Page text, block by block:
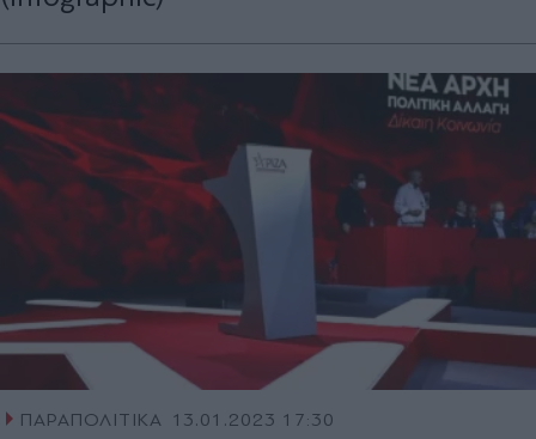
ΠΑΡΑΠΟΛΙΤΙΚΑ 13.01.2023 17:30